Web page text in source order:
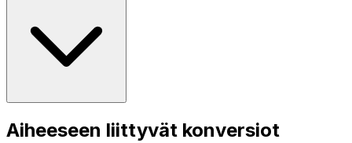
Aiheeseen liittyvät konversiot